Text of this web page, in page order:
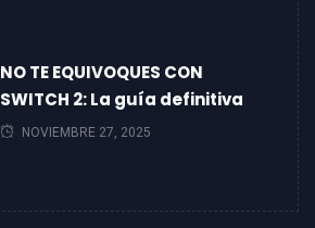
NO TE EQUIVOQUES CON
SWITCH 2: La guía definitiva
NOVIEMBRE 27, 2025